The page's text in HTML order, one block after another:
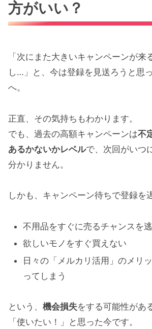
方がいい？
「次にまた大きいキャンペーンが来
し…」と、今は登録を見送ろうと思
へ。
正直、その気持ちもわかります。
でも、過去の高額キャンペーンは不
あるかないかレベルで、次回がいつ
分かりません。
しかも、キャンペーン待ちで登録を
不用品をすぐに売るチャンスを
欲しいモノをすぐ買えない
日々の「メルカリ活用」のメリ
ってしまう
という、 機会損失をする可能性があ
「使いたい！」と思った今です。